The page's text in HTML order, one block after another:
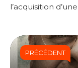
l’acquisition
PRÉCÉDENT